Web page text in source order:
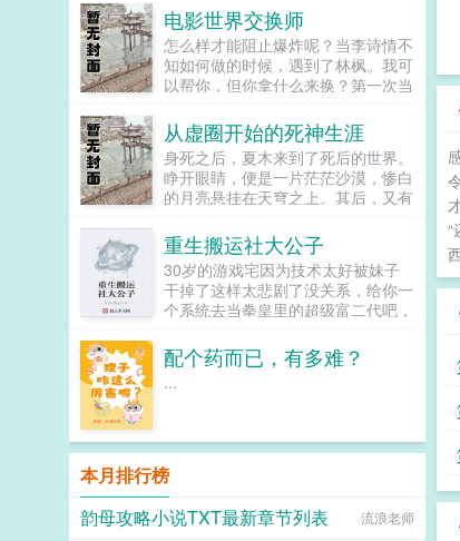
“
在前，鞍前马后。原以为流血不流
泪，冷心冷情修道是一次孤独前行，
却没想会落入情网，心悸心动，慢慢
上瘾。...
得新天赋！获得天赋碎片，提升天赋
等级！前缀品质提升，普通的，强壮
的，特别强壮的基础属性一路狂飙！
玩家A那野怪的前缀有两百多米那么
长？！玩家B那野怪灭了我们八家公
家伙又来屠城了，还让人活吗？！陆
晨全球的小朋友们，你们是不是有很
多的问号？...
电影世界交换师
怎么样才能阻止爆炸呢？当李诗情不
知如何做的时候，遇到了林枫。我可
以帮你，但你拿什么来换？第一次当
他直接错误的来到了赵公子的面前。
来都来了，打一顿再走吧。林枫抄起
了啤酒瓶淡淡的说道你特么也配姓
赵？各位书友要是觉得电影世界交换
师还不错的话请不要忘记向您QQ群
从虚圈开始的死神生涯
身死之后，夏木来到了死后的世界。
睁开眼睛，便是一片茫茫沙漠，惨白
的月亮悬挂在天穹之上。其后，又有
击。就在夏木以为自己要死了的时
候，一名穿着黑衣，手持长刀的身影
出现，解决了怪物。一切，都在向着
好的方向展。结果没有想到，一个更
大的怪物出现，还没有等到他问清楚
为了活下去，夏木只能够拾起男子留
到护廷十三队。这是属于夏木的死神
生涯！（注虚圈只是刚开始的出生
点，不会持续太久，很快就会进入尸
魂界。）（注2主角只看过动画，所
以只知道动画之中出现过的剧情，以
重生搬运社大公子
30岁的游戏宅因为技术太好被妹子
干掉了这样太悲剧了没关系，给你一
个系统去当拳皇里的超级富二代吧，
有妹有房，父母双亡的幸福生活，主
角只好不停的穿越到各种游戏动漫电
影的世界里，学习技能并吸收强大的
配个药而已，有多难？
...
本月排行榜
韵母攻略小说TXT最新章节列表
流浪老师